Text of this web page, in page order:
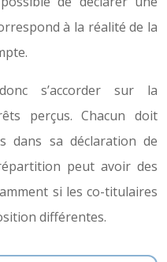
à la réalité de la
s’accorder sur la
perçus. Chacun doit
dans sa déclaration de
peut avoir des
si les co-titulaires
différentes.